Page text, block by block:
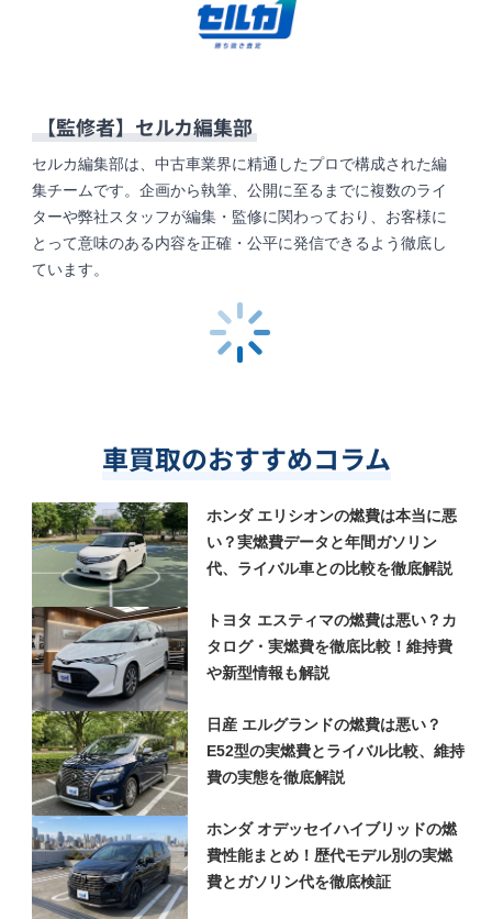
【監修者】セルカ編集部
セルカ編集部は、中古車業界に精通したプロで構成された編
集チームです。企画から執筆、公開に至るまでに複数のライ
ターや弊社スタッフが編集・監修に関わっており、お客様に
とって意味のある内容を正確・公平に発信できるよう徹底し
ています。
車買取のおすすめコラム
ホンダ エリシオンの燃費は本当に悪
い？実燃費データと年間ガソリン
代、ライバル車との比較を徹底解説
トヨタ エスティマの燃費は悪い？カ
タログ・実燃費を徹底比較！維持費
や新型情報も解説
日産 エルグランドの燃費は悪い？
E52型の実燃費とライバル比較、維持
費の実態を徹底解説
ホンダ オデッセイハイブリッドの燃
費性能まとめ！歴代モデル別の実燃
費とガソリン代を徹底検証